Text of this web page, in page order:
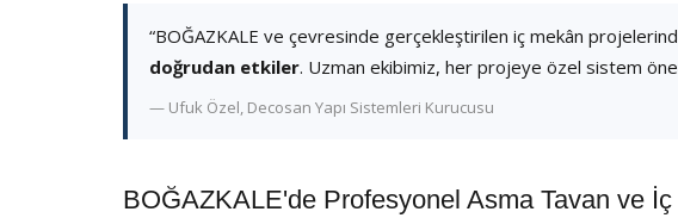
“BOĞAZKALE ve çevresinde gerçekleştirilen iç mekân
doğrudan etkiler. Uzman ekibimiz, her projeye özel sistem
— Ufuk Özel, Decosan Yapı Sistemleri Kurucusu
BOĞAZKALE'de Profesyonel Asma Tavan ve İç